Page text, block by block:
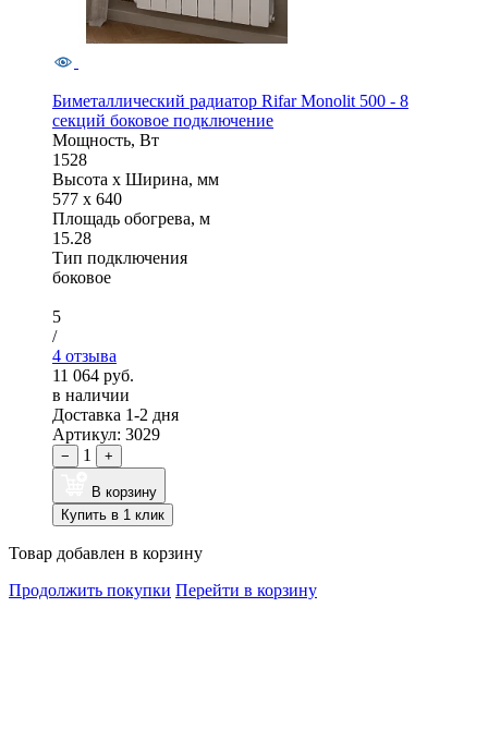
Биметаллический радиатор Rifar Monolit 500 - 8
секций боковое подключение
Мощность, Вт
1528
Высота x Ширина, мм
577 x 640
Площадь обогрева, м
15.28
Тип подключения
боковое
5
/
4 отзыва
11 064 руб.
в наличии
Доставка 1-2 дня
Артикул: 3029
− 1 +
В корзину
Купить в 1 клик
Товар добавлен в корзину
Продолжить покупки Перейти в корзину